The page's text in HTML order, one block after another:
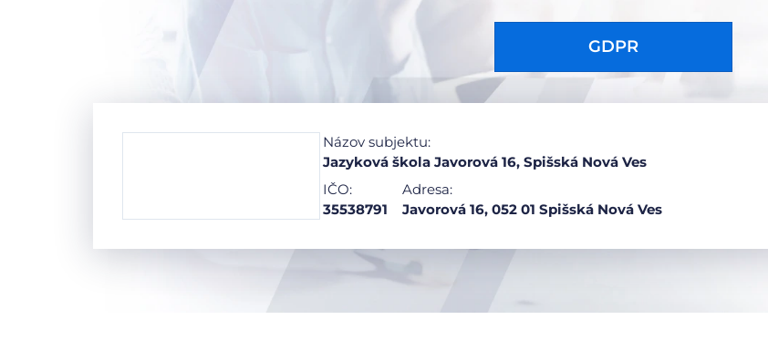
GDPR
Názov subjektu:
Jazyková škola Javorová 16, Spišská Nová Ves
IČO:
35538791
Adresa:
Javorová 16, 052 01 Spišská Nová Ves